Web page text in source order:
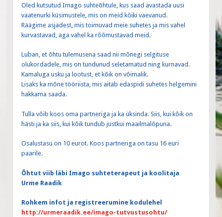
Oled kutsutud Imago suhteõhtule, kus saad avastada uusi
vaatenurki küsimustele, mis on meid kõiki vaevanud.
Räägime asjadest, mis toimuvad meie suhetes ja mis vahel
kurvastavad, aga vahel ka rõõmustavad meid.
Luban, et õhtu tulemusena saad nii mõnegi selgituse
olukordadele, mis on tundunud seletamatud ning kurnavad.
Kamaluga usku ja lootust, et kõik on võimalik.
Lisaks ka mõne tööriista, mis aitab edaspidi suhetes helgemini
hakkama saada.
Tulla võib koos oma partneriga ja ka üksinda. Siis, kui kõik on
hästi ja ka siis, kui kõik tundub justkui maailmalõpuna.
Osalustasu on 10 eurot. Koos partneriga on tasu 16 euri
paarile.
Õhtut viib läbi Imago suhteterapeut ja koolitaja
Urme Raadik
Rohkem infot ja registreerumine kodulehel
http://urmeraadik.ee/imago-tutvustusohtu/